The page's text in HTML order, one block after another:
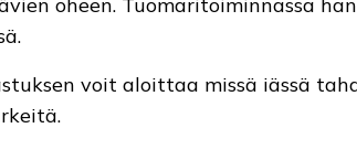
voit aloittaa missä iässä